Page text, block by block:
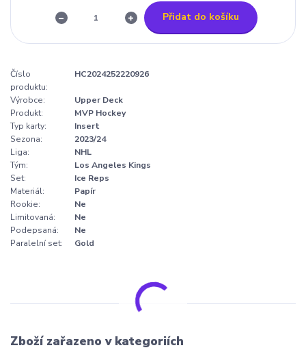
Přidat do košíku
Číslo
produktu:
HC2024252220926
Výrobce:
Upper Deck
Produkt:
MVP Hockey
Typ karty:
Insert
Sezona:
2023/24
Liga:
NHL
Tým:
Los Angeles Kings
Set:
Ice Reps
Materiál:
Papír
Rookie:
Ne
Limitovaná:
Ne
Podepsaná:
Ne
Paralelní set:
Gold
Zboží zařazeno v kategoriích